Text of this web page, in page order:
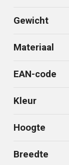
Gewicht
Materiaal
EAN-code
Kleur
Hoogte
Breedte